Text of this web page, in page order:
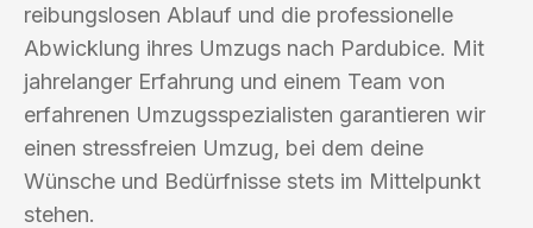
reibungslosen Ablauf und die professionelle
Abwicklung ihres Umzugs nach Pardubice. Mit
jahrelanger Erfahrung und einem Team von
erfahrenen Umzugsspezialisten garantieren wir
einen stressfreien Umzug, bei dem deine
Wünsche und Bedürfnisse stets im Mittelpunkt
stehen.